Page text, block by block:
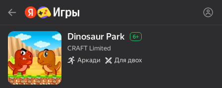
Знайти гру або жанр
Яндекс Игры
Рекомендуємо
Dinosaur Park 6+
CRAFT Limited
Аркади
Для двох